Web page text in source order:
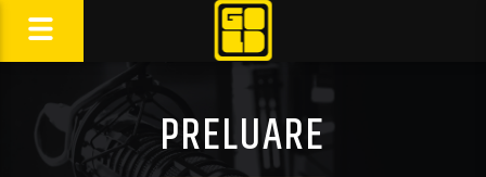
PRELUARE